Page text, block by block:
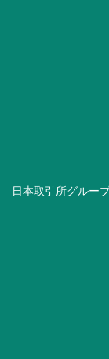
日本取引所グルー